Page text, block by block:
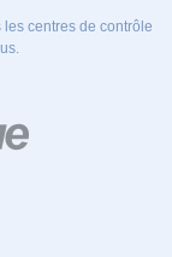
centres de contrôle